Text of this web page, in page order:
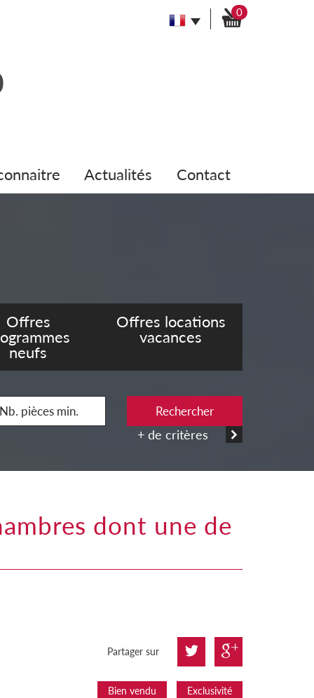
0
actualités contact
Offres
neufs
Offres locations
vacances
Rechercher
+ de critères
Partager sur
Bien vendu Exclusivité